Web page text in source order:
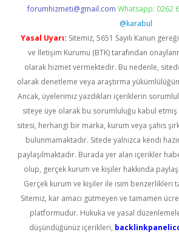
forumhizmeti@gmail.com Whatsapp: 0262
@karabul
Yasal Uyarı: Sitemiz, 5651 Sayılı Kanun
ve İletişim Kurumu (BTK) tarafından
olarak hizmet vermektedir. Bu nedenle,
olarak denetleme veya araştırma
Ancak, üyelerimiz yazdıkları içeriklerin
siteye üye olarak bu sorumluluğu kabul etmiş
sitesi, herhangi bir marka, kurum veya şahıs
bulunmamaktadır. Sitede yalnızca kendi
paylaşılmaktadır. Burada yer alan içerikler
olup, gerçek kurum ve kişiler hakkında
Gerçek kurum ve kişiler ile isim benzerlikleri
Sitemiz, kar amacı gütmeyen ve tamamen
platformudur. Hukuka ve yasal
düşündüğünüz içerikleri,